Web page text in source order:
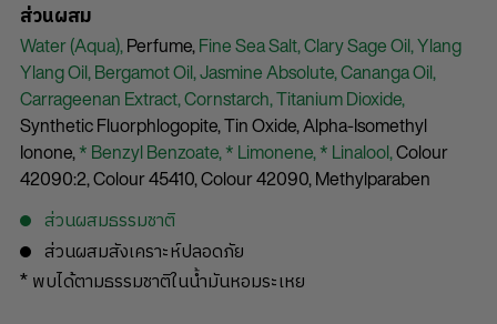
ส่วนผสม
Water (Aqua),Perfume,Fine Sea Salt,Clary Sage Oil,Ylang
Ylang Oil,Bergamot Oil,Jasmine Absolute,Cananga Oil,
Carrageenan Extract,Cornstarch,Titanium Dioxide,
Synthetic Fluorphlogopite,Tin Oxide,Alpha-Isomethyl
Ionone,* Benzyl Benzoate,* Limonene,* Linalool,Colour
42090:2,Colour 45410,Colour 42090,Methylparaben
ส่วนผสมธรรมชาติ
ส่วนผสมสังเคราะห์ปลอดภัย
* พบได้ตามธรรมชาติในน้ำมันหอมระเหย